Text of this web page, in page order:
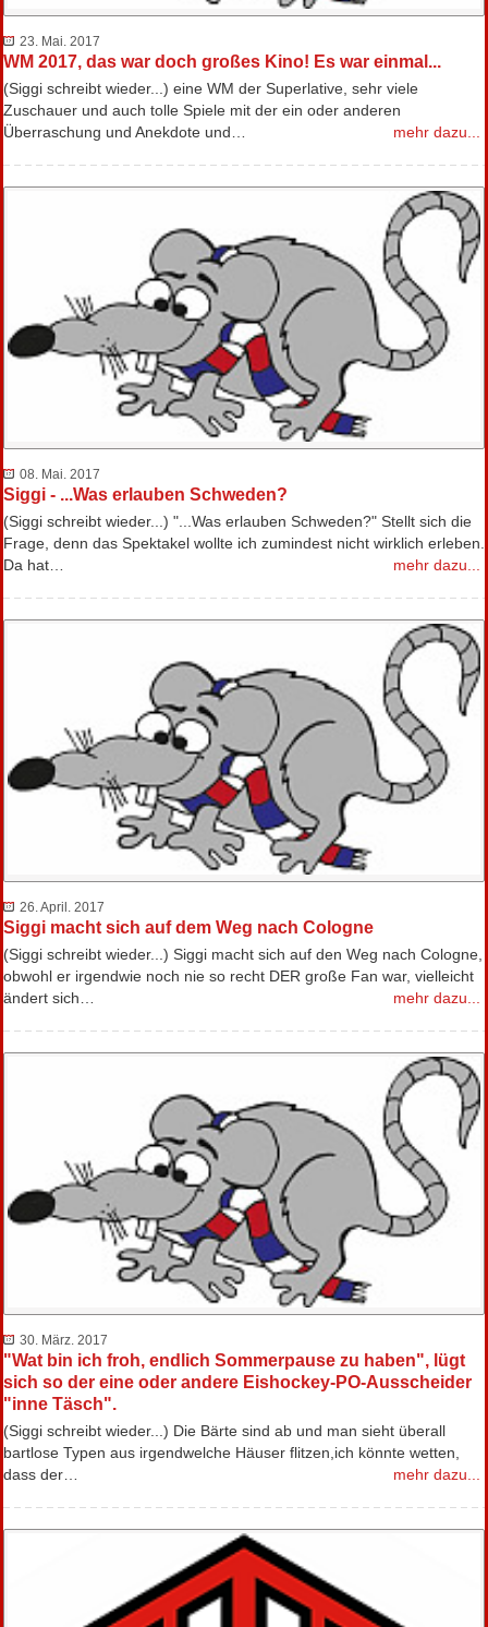
23. Mai. 2017
WM 2017, das war doch großes Kino! Es war einmal...
(Siggi schreibt wieder...) eine WM der Superlative, sehr viele
Zuschauer und auch tolle Spiele mit der ein oder anderen
Überraschung und Anekdote und…
mehr dazu...
08. Mai. 2017
Siggi - ...Was erlauben Schweden?
(Siggi schreibt wieder...) "...Was erlauben Schweden?" Stellt sich die
Frage, denn das Spektakel wollte ich zumindest nicht wirklich erleben.
Da hat…
mehr dazu...
26. April. 2017
Siggi macht sich auf dem Weg nach Cologne
(Siggi schreibt wieder...) Siggi macht sich auf den Weg nach Cologne,
obwohl er irgendwie noch nie so recht DER große Fan war, vielleicht
ändert sich…
mehr dazu...
30. März. 2017
"Wat bin ich froh, endlich Sommerpause zu haben", lügt
sich so der eine oder andere Eishockey-PO-Ausscheider
"inne Täsch".
(Siggi schreibt wieder...) Die Bärte sind ab und man sieht überall
bartlose Typen aus irgendwelche Häuser flitzen,ich könnte wetten,
dass der…
mehr dazu...